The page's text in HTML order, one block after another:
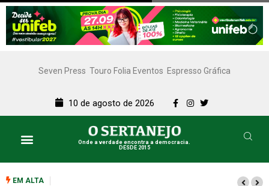
Seven Press Touro Folia Eventos Espresso Gráfica
10 de agosto de 2026
Onde a verdade encontra a democracia.
DESDE 2015
EM ALTA